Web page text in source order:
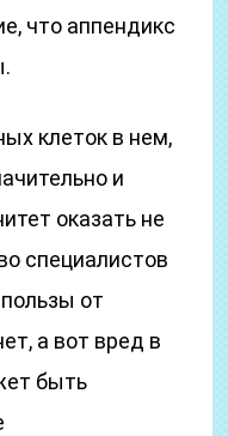
что аппендикс
клеток в нем,
и
оказать не
специалистов
от
а вот вред в
быть